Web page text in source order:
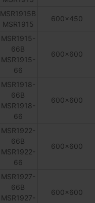
MSR1915B
MSR1915
600x450
MSR1915-
66B
MSR1915-
66
600x600
MSR1918-
66B
MSR1918-
66
600x600
MSR1922-
66B
MSR1922-
66
600x600
MSR1927-
66B
MSR1927-
600x600